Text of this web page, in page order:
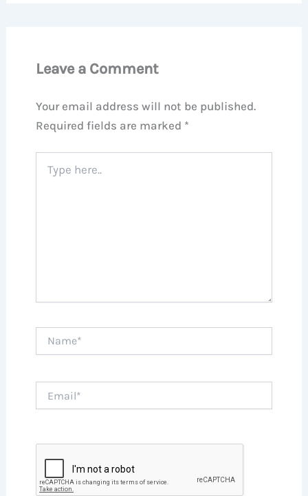
Leave a Comment
Your email address will not be published.
Required fields are marked *
here..